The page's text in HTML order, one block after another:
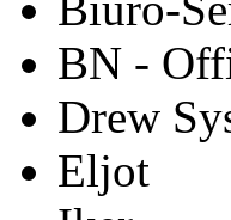
BN -
Drew
Eljot